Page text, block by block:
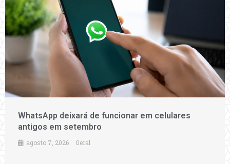
WhatsApp deixará de funcionar em celulares
antigos em setembro
agosto 7, 2026 Geral